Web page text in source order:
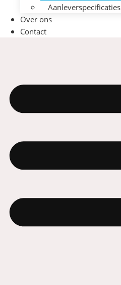
Aanleverspecificaties
Over ons
Contact